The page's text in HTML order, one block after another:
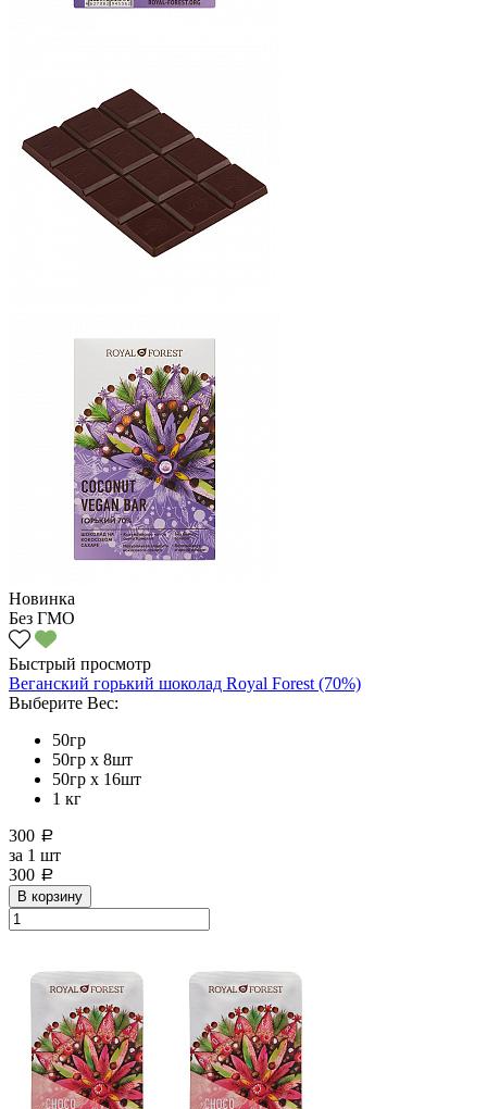
Новинка
Без ГМО
Быстрый просмотр
Веганский горький шоколад Royal Forest (70%)
Выберите Вес:
50гр
50гр х 8шт
50гр х 16шт
1 кг
300 a
за 1 шт
300 a
В корзину